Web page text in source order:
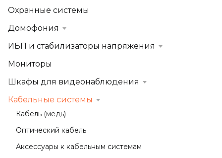
Охранные системы
Домофония
ИБП и стабилизаторы напряжения
Мониторы
Шкафы для видеонаблюдения
Кабельные системы
Кабель (медь)
Оптический кабель
Аксессуары к кабельным системам